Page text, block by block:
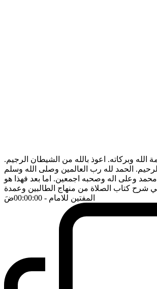
الله وبركاته. اعوذ بالله من الشيطان الرجيم.
الحمد لله رب العالمين وصلى الله وسلم
محمد وعلى اله وصحبه اجمعين. اما بعد فهذا هو
شرح كتاب الصلاة من منهاج الطالبين وعمدة
المفتين للامام - 00:00:00 ضَ